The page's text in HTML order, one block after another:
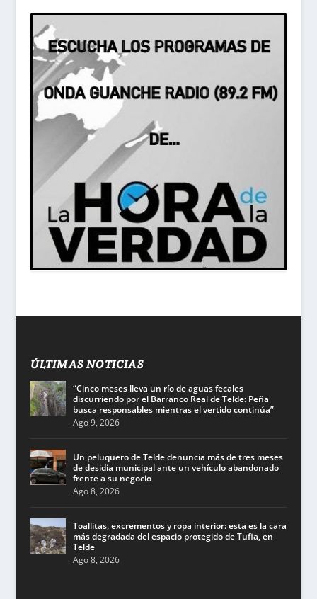
ÚLTIMAS NOTICIAS
“Cinco meses lleva un río de aguas fecales
discurriendo por el Barranco Real de Telde: Peña
busca responsables mientras el vertido continúa”
Ago 9, 2026
Un peluquero de Telde denuncia más de tres meses
de desidia municipal ante un vehículo abandonado
frente a su negocio
Ago 8, 2026
Toallitas, excrementos y ropa interior: esta es la cara
más degradada del espacio protegido de Tufia, en
Telde
Ago 8, 2026